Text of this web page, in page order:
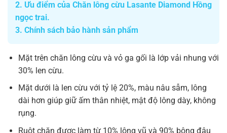
2. Ưu điểm của Chăn lông cừu Lasante Diamond Hồng
ngọc trai.
3. Chính sách bảo hành sản phẩm
Mặt trên chăn lông cừu và vỏ ga gối là lớp vải nhung với
30% len cừu.
Mặt dưới là len cừu với tỷ lệ 20%, màu nâu sẫm, lông
dài hơn giúp giữ ấm thân nhiệt, mật độ lông dày, không
rụng.
Ruột chăn được làm từ 10% lông vũ và 90% bông đậu